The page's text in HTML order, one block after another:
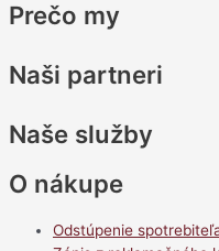
Prečo my
Naši partneri
Naše služby
O nákupe
Odstúpenie